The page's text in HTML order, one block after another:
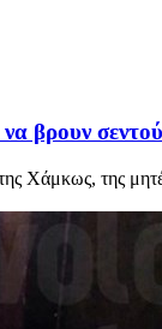
να βρουν
της Χάμκως, της